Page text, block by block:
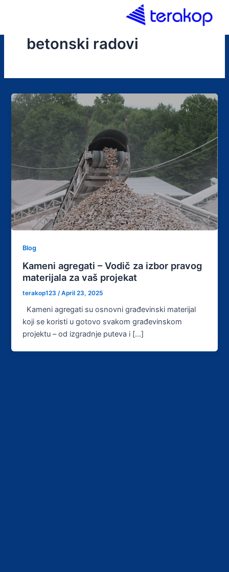
betonski radovi
Blog
Kameni agregati – Vodič za izbor pravog
materijala za vaš projekat
terakop123 /April 23, 2025
Kameni agregati su osnovni građevinski materijal
koji se koristi u gotovo svakom građevinskom
projektu – od izgradnje puteva i […]